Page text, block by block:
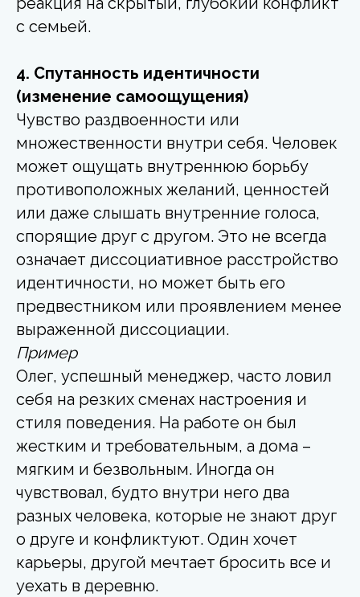
с семьей.
4. Спутанность идентичности
(изменение самоощущения)
Чувство раздвоенности или
множественности внутри себя. Человек
может ощущать внутреннюю борьбу
противоположных желаний, ценностей
или даже слышать внутренние голоса,
спорящие друг с другом. Это не всегда
означает диссоциативное расстройство
идентичности, но может быть его
предвестником или проявлением менее
выраженной диссоциации.
Пример
Олег, успешный менеджер, часто ловил
себя на резких сменах настроения и
стиля поведения. На работе он был
жестким и требовательным, а дома –
мягким и безвольным. Иногда он
чувствовал, будто внутри него два
разных человека, которые не знают друг
о друге и конфликтуют. Один хочет
карьеры, другой мечтает бросить все и
уехать в деревню.